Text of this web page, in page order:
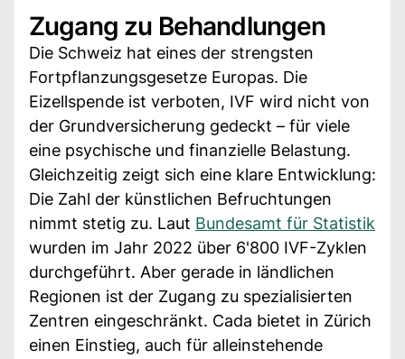
Zugang zu Behandlungen
Die Schweiz hat eines der strengsten
Fortpflanzungsgesetze Europas. Die
Eizellspende ist verboten, IVF wird nicht von
der Grundversicherung gedeckt – für viele
eine psychische und finanzielle Belastung.
Gleichzeitig zeigt sich eine klare Entwicklung:
Die Zahl der künstlichen Befruchtungen
nimmt stetig zu. Laut Bundesamt für Statistik
wurden im Jahr 2022 über 6'800 IVF-Zyklen
durchgeführt. Aber gerade in ländlichen
Regionen ist der Zugang zu spezialisierten
Zentren eingeschränkt. Cada bietet in Zürich
einen Einstieg, auch für alleinstehende